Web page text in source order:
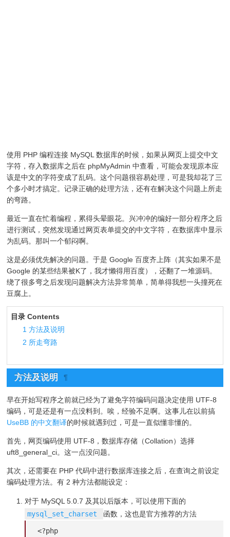
使用 PHP 编程连接 MySQL 数据库的时候，如果从网页上提交中文
字符，存入数据库之后在 phpMyAdmin 中查看，可能会发现原本应
该是中文的字符变成了乱码。这个问题很容易处理，可是我却花了三
个多小时才搞定。记录正确的处理方法，还有在解决这个问题上所走
的弯路。
最近一直在忙着编程，累得头晕眼花。兴冲冲的编好一部分程序之后
进行测试，突然发现通过网页表单提交的中文字符，在数据库中显示
为乱码。那叫一个郁闷啊。
这是必须优先解决的问题。于是 Google 百度齐上阵（其实如果不是
Google 的某些结果被K了，我才懒得用百度），还翻了一堆源码。
绕了很多弯之后发现问题解决方法异常简单，简单得我想一头撞死在
豆腐上。
目录 Contents
1 方法及说明
2 所走弯路
方法及说明 ¶
早在开始写程序之前就已经为了避免字符编码问题决定使用 UTF-8
编码，可是还是有一点没料到。唉，经验不足啊。这事儿在以前搞
UseBB 的中文翻译的时候就遇到过，可是一直似懂非懂的。
首先，网页编码使用 UTF-8，数据库存储（Collation）选择
uft8_general_ci。这一点没问题。
其次，还需要在 PHP 代码中进行数据库连接之后，在查询之前设定
编码处理方法。有 2 种方法都能设定：
对于 MySQL 5.0.7 及其以后版本，可以使用下面的
mysql_set_charset
函数，这也是官方推荐的方法
<?php